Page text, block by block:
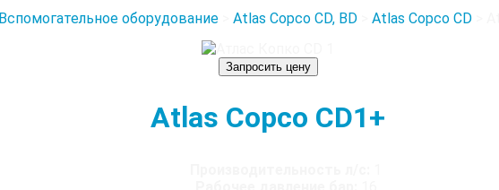
Вспомогательное оборудование Atlas Copco CD, BD Atlas Copco CD
Запросить цену
Atlas Copco CD1+